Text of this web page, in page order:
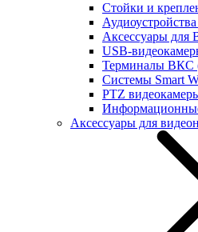
Стойки и
Аксессуары для
USB-
Терминалы ВКС
Системы Smart
PTZ
Аксессуары для